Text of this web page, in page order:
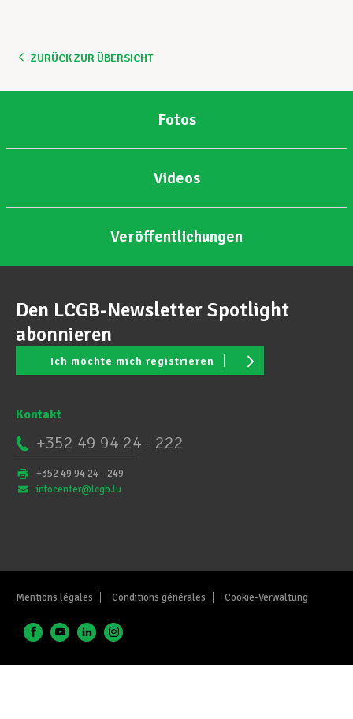
ZURÜCK ZUR ÜBERSICHT
Fotos
Videos
Veröffentlichungen
Den LCGB-Newsletter Spotlight
abonnieren
Ich möchte mich registrieren
Kontakt
+352 49 94 24 - 222
+352 49 94 24 - 249
infocenter@lcgb.lu
Mentions légales Conditions générales Cookie-Verwaltung